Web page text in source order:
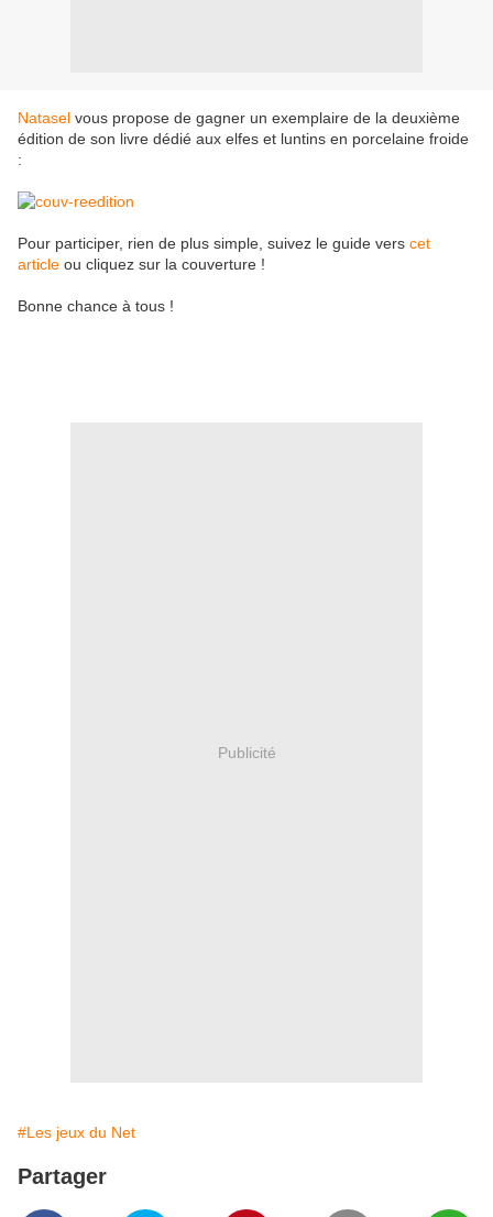
Natasel vous propose de gagner un exemplaire de la deuxième
édition de son livre dédié aux elfes et luntins en porcelaine froide
:
Pour participer, rien de plus simple, suivez le guide vers cet
article ou cliquez sur la couverture !
Bonne chance à tous !
Publicité
#Les jeux du Net
Partager